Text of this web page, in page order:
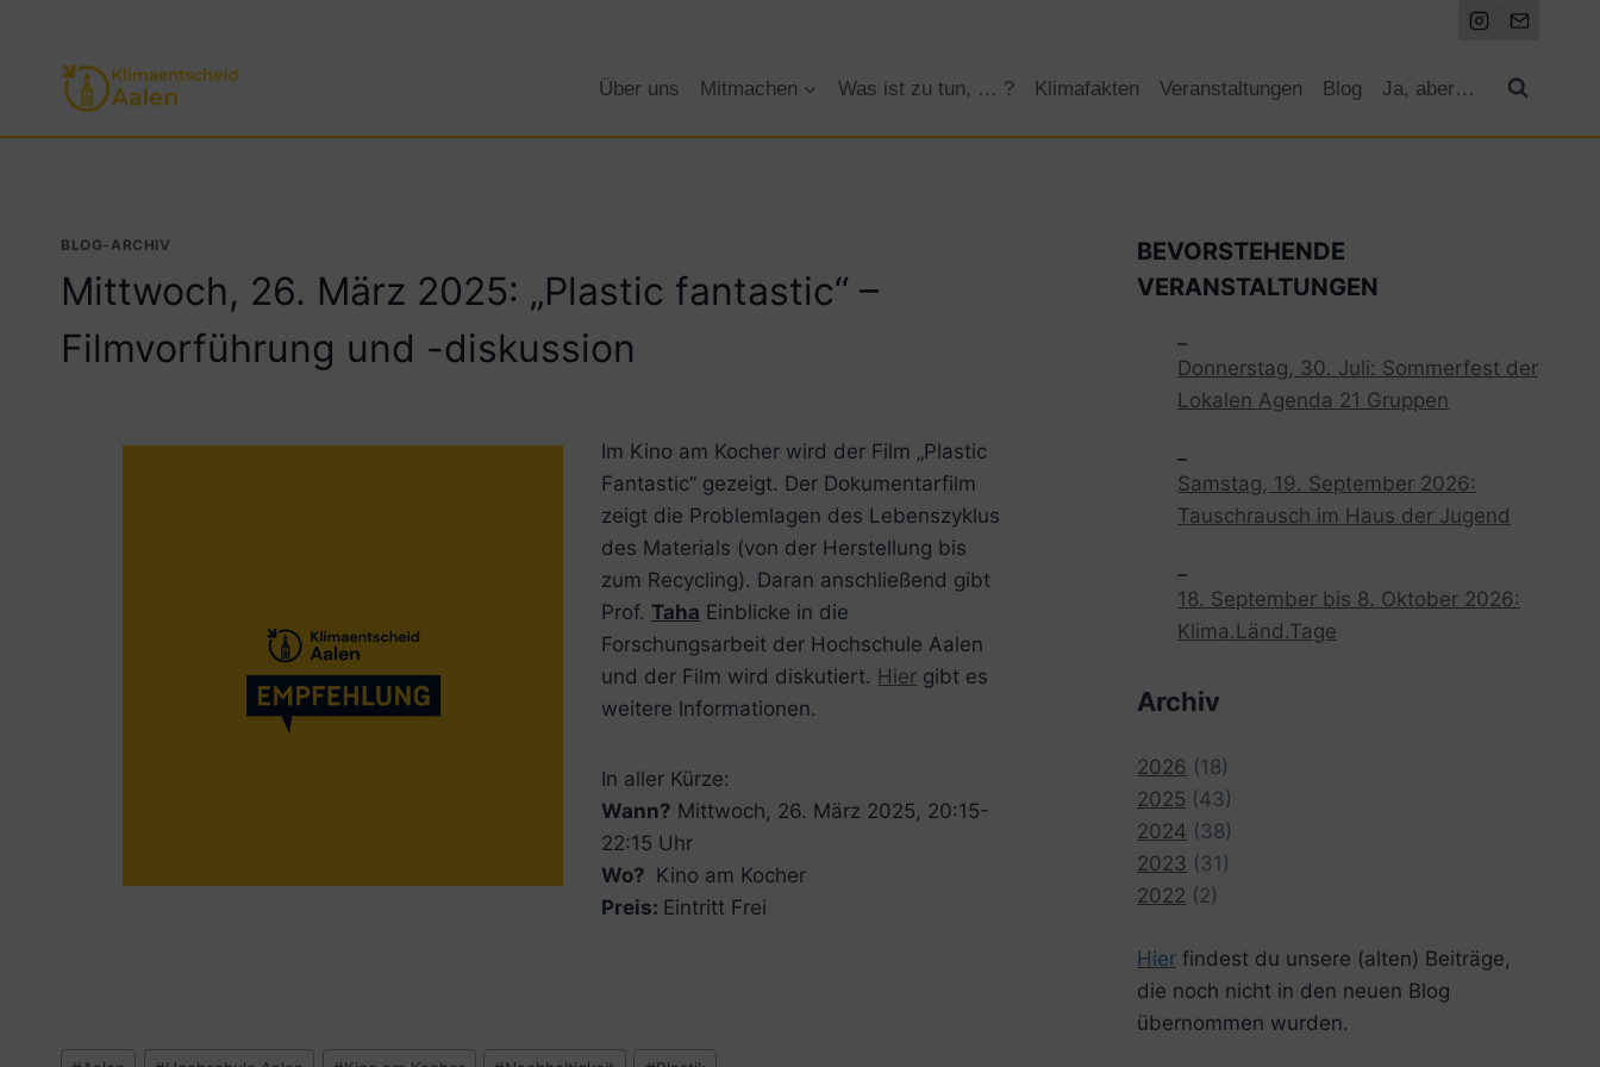
springen
Über uns Mitmachen Was ist zu tun, … ? Klimafakten Veranstaltungen Blog Ja, aber…
BLOG-ARCHIV
Mittwoch, 26. März 2025: „Plastic fantastic“ –
Filmvorführung und -diskussion
Im Kino am Kocher wird der Film „Plastic
Fantastic“ gezeigt. Der Dokumentarfilm
zeigt die Problemlagen des Lebenszyklus
des Materials (von der Herstellung bis
zum Recycling). Daran anschließend gibt
Prof.Taha Einblicke in die
Forschungsarbeit der Hochschule Aalen
und der Film wird diskutiert. Hier gibt es
weitere Informationen.
In aller Kürze:
Wann? Mittwoch, 26. März 2025, 20:15-
22:15 Uhr
Wo? Kino am Kocher
Preis: Eintritt Frei
Schlagworte:
BEVORSTEHENDE
VERANSTALTUNGEN
Donnerstag, 30. Juli: Sommerfest der
Lokalen Agenda 21 Gruppen
Samstag, 19. September 2026:
Tauschrausch im Haus der Jugend
18. September bis 8. Oktober 2026:
Klima.Länd.Tage
Archiv
2026 (18)
2025 (43)
2024 (38)
2023 (31)
2022 (2)
Hier findest du unsere (alten) Beiträge,
die noch nicht in den neuen Blog
übernommen wurden.